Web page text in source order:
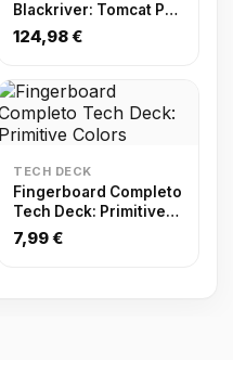
Blackriver: Tomcat Pro
Set X-Wide 33.3mm
124,98 €
TECH DECK
Fingerboard Completo
Tech Deck: Primitive
Colors
7,99 €